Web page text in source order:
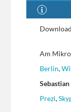
Am
Berlin,
Prezi,